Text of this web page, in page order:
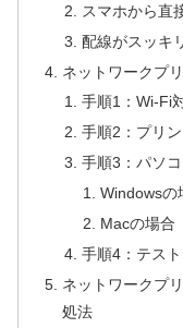
スマホから直
配線がスッキ
ネットワークプ
手順1：Wi-Fi
手順2：プリ
手順3：パソ
Windowsの
Macの場合
手順4：テス
ネットワークプ
処法